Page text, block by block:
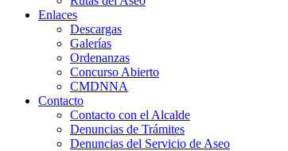
Enlaces
Descargas
Galerías
Ordenanzas
Concurso Abierto
CMDNNA
Contacto
Contacto con el Alcalde
Denuncias de Trámites
Denuncias del Servicio de Aseo